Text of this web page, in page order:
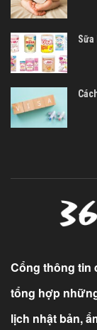
Sữa
Cổng thông tin
tổng hợp
lịch nhật bản,